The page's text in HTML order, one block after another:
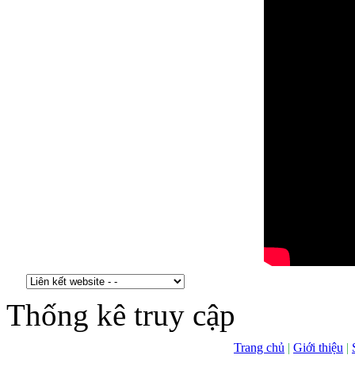
Thống kê truy cập
Trang chủ | Giới thiệu |